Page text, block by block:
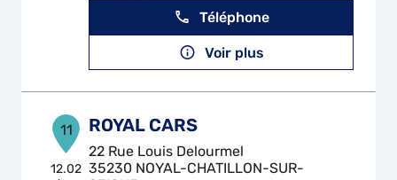
Téléphone
Voir plus
11
12.02
ROYAL CARS
22 Rue Louis Delourmel
35230 NOYAL-CHATILLON-SUR-